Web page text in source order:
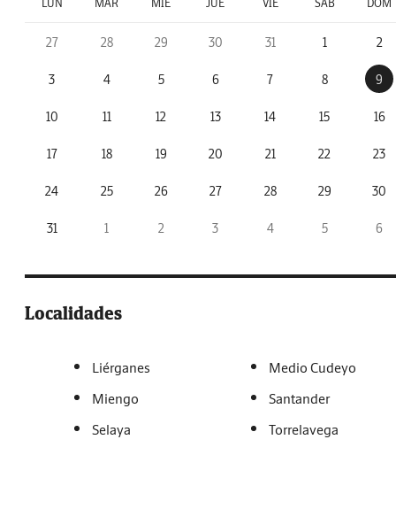
LUN MAR MIÉ JUE VIE SÁB DOM
27 28 29 30 31 1 2
3 4 5 6 7 8 9
10 11 12 13 14 15 16
17 18 19 20 21 22 23
24 25 26 27 28 29 30
31 1 2 3 4 5 6
Localidades
Liérganes
Medio Cudeyo
Miengo
Santander
Selaya
Torrelavega